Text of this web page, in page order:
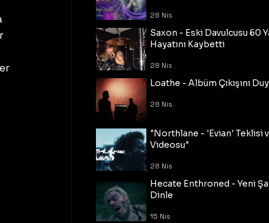
28 Nis
Saxon - Eski Davulcusu 60
Hayatını Kaybetti
28 Nis
Loathe - Albüm Çıkışını
28 Nis
"Northlane - 'Evian' Teklisi
Videosu"
28 Nis
Hecate Enthroned - Yeni
Dinle
15 Nis